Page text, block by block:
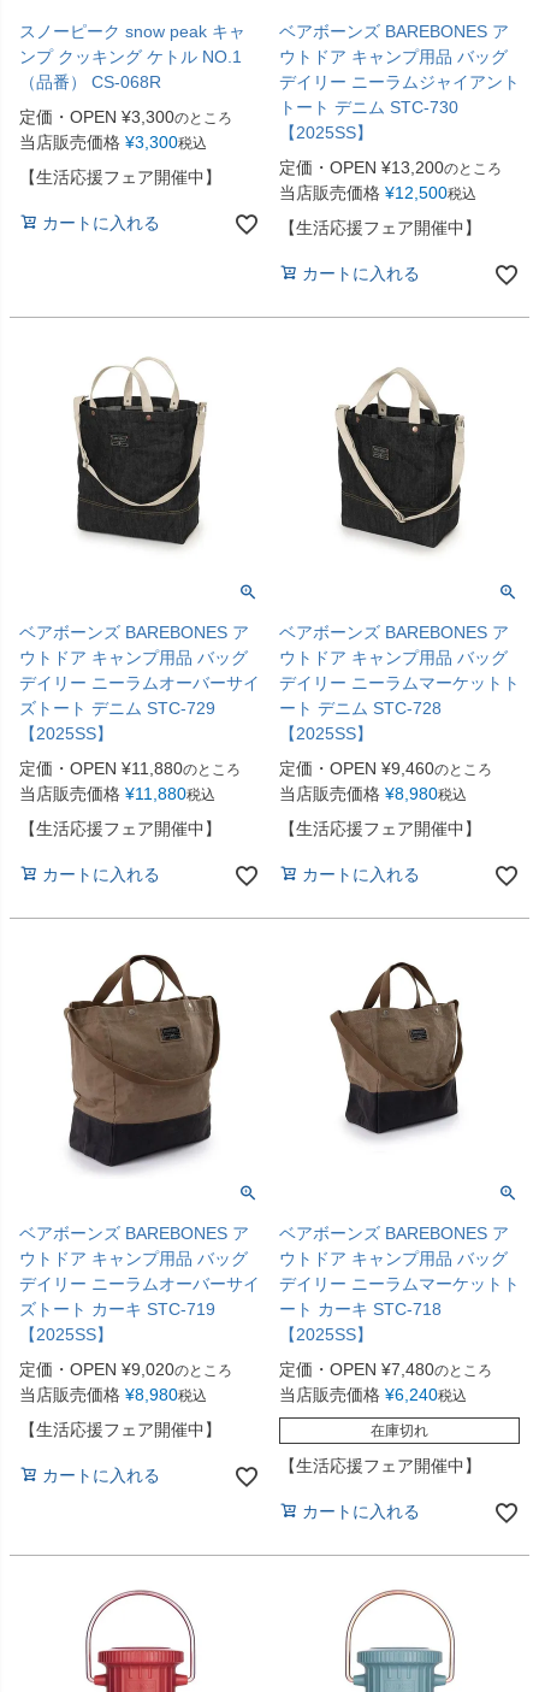
スノーピーク snow peak キャ
ンプ クッキング ケトル NO.1
（品番） CS-068R
定価・OPEN ¥3,300のところ
当店販売価格 ¥3,300税込
【生活応援フェア開催中】
カートに入れる
ベアボーンズ BAREBONES ア
ウトドア キャンプ用品 バッグ
デイリー ニーラムジャイアント
トート デニム STC-730
【2025SS】
定価・OPEN ¥13,200のところ
当店販売価格 ¥12,500税込
【生活応援フェア開催中】
カートに入れる
ベアボーンズ BAREBONES ア
ウトドア キャンプ用品 バッグ
デイリー ニーラムオーバーサイ
ズトート デニム STC-729
【2025SS】
定価・OPEN ¥11,880のところ
当店販売価格 ¥11,880税込
【生活応援フェア開催中】
カートに入れる
ベアボーンズ BAREBONES ア
ウトドア キャンプ用品 バッグ
デイリー ニーラムマーケットト
ート デニム STC-728
【2025SS】
定価・OPEN ¥9,460のところ
当店販売価格 ¥8,980税込
【生活応援フェア開催中】
カートに入れる
ベアボーンズ BAREBONES ア
ウトドア キャンプ用品 バッグ
デイリー ニーラムオーバーサイ
ズトート カーキ STC-719
【2025SS】
定価・OPEN ¥9,020のところ
当店販売価格 ¥8,980税込
【生活応援フェア開催中】
カートに入れる
ベアボーンズ BAREBONES ア
ウトドア キャンプ用品 バッグ
デイリー ニーラムマーケットト
ート カーキ STC-718
【2025SS】
定価・OPEN ¥7,480のところ
当店販売価格 ¥6,240税込
在庫切れ
【生活応援フェア開催中】
カートに入れる